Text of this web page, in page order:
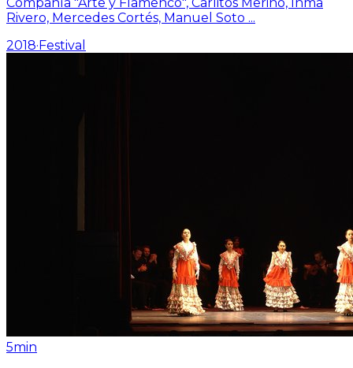
Rivero, Mercedes Cortés, Manuel Soto ...
2018·Festival
5min